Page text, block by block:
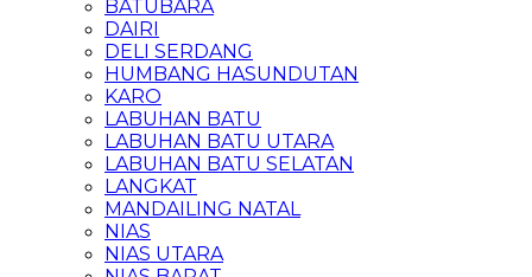
BATUBARA
DAIRI
DELI SERDANG
HUMBANG HASUNDUTAN
KARO
LABUHAN BATU
LABUHAN BATU UTARA
LABUHAN BATU SELATAN
LANGKAT
MANDAILING NATAL
NIAS
NIAS UTARA